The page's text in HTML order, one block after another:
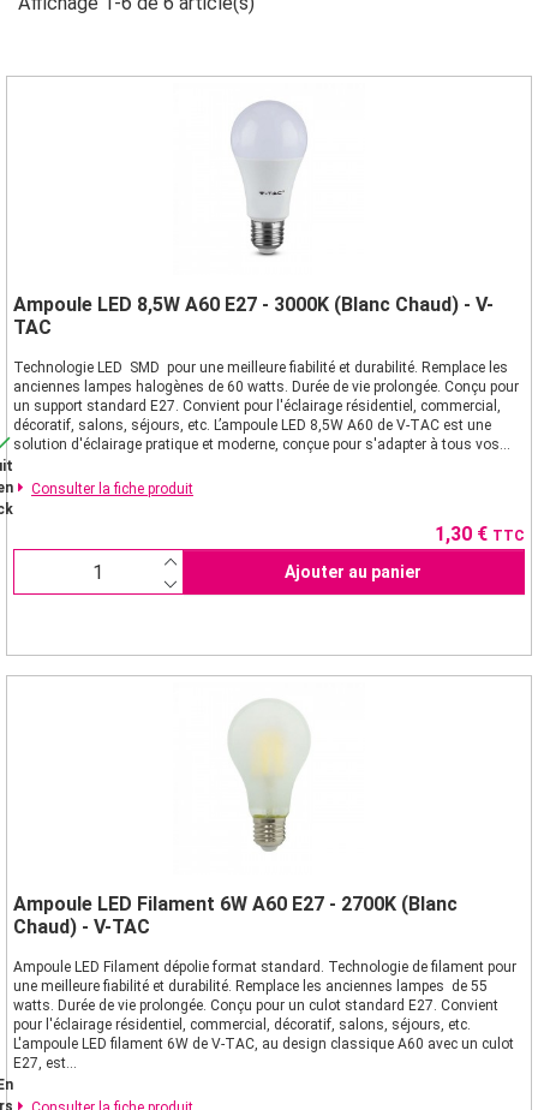
Ampoule LED 8,5W A60 E27 - 3000K (Blanc Chaud) - V-
TAC
Technologie LED SMD pour une meilleure fiabilité et durabilité. Remplace les
anciennes lampes halogènes de 60 watts. Durée de vie prolongée. Conçu pour
un support standard E27. Convient pour l'éclairage résidentiel, commercial,
décoratif, salons, séjours, etc. L’ampoule LED 8,5W A60 de V-TAC est une
solution d'éclairage pratique et moderne, conçue pour s'adapter à tous vos...
Consulter la fiche produit
Prix
1,30 € TTC
Ajouter au panier
Ampoule LED Filament 6W A60 E27 - 2700K (Blanc
Chaud) - V-TAC
Ampoule LED Filament dépolie format standard. Technologie de filament pour
une meilleure fiabilité et durabilité. Remplace les anciennes lampes de 55
watts. Durée de vie prolongée. Conçu pour un culot standard E27. Convient
pour l'éclairage résidentiel, commercial, décoratif, salons, séjours, etc.
L'ampoule LED filament 6W de V-TAC, au design classique A60 avec un culot
E27, est...